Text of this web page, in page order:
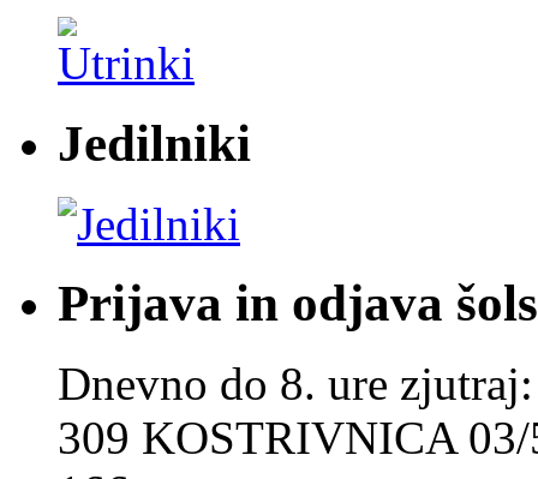
Jedilniki
Prijava in odjava
Dnevno do 8. ure
309 KOSTRIVNICA